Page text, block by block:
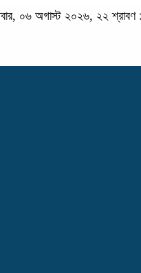
০৬ অগাস্ট ২০২৬, ২২ শ্রাবণ